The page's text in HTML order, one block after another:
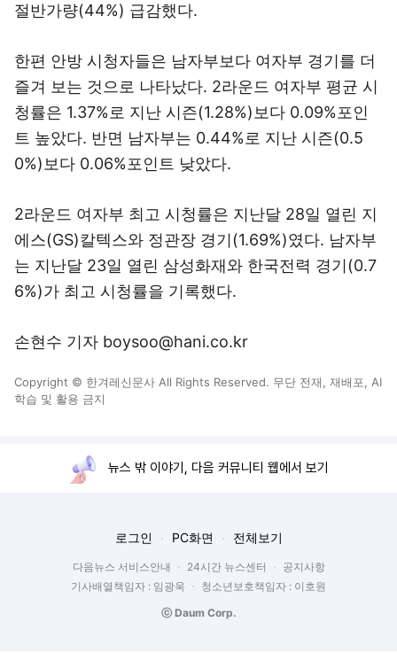
절반가량(44%) 급감했다.
한편 안방 시청자들은 남자부보다 여자부 경기를 더
즐겨 보는 것으로 나타났다. 2라운드 여자부 평균 시
청률은 1.37%로 지난 시즌(1.28%)보다 0.09%포인
트 높았다. 반면 남자부는 0.44%로 지난 시즌(0.5
0%)보다 0.06%포인트 낮았다.
2라운드 여자부 최고 시청률은 지난달 28일 열린 지
에스(GS)칼텍스와 정관장 경기(1.69%)였다. 남자부
는 지난달 23일 열린 삼성화재와 한국전력 경기(0.7
6%)가 최고 시청률을 기록했다.
손현수 기자 boysoo@hani.co.kr
Copyright © 한겨레신문사 All Rights Reserved. 무단 전재, 재배포, AI
학습 및 활용 금지
뉴스 밖 이야기, 다음 커뮤니티 웹에서 보기
로그인 PC화면 전체보기
다음뉴스 서비스안내 24시간 뉴스센터
공지사항
기사배열책임자 : 임광욱
청소년보호책임자 : 이호원
ⓒ Daum Corp.